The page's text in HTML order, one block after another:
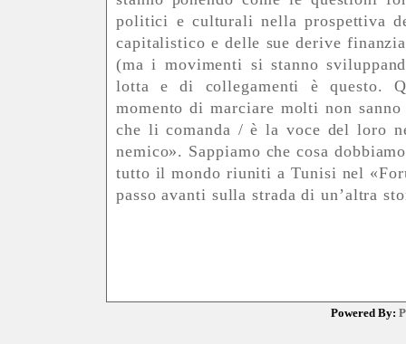
politici e culturali nella prospettiva
capitalistico e delle sue derive
(ma i movimenti si stanno
lotta e di collegamenti è questo.
momento di marciare molti non
che li comanda / è la voce del loro
nemico». Sappiamo che cosa
tutto il mondo riuniti a Tunisi nel
passo avanti sulla strada di un’altra
Powered By: